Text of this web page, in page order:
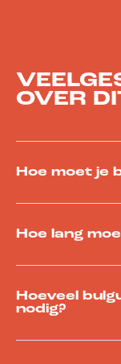
OVER
Hoe moet je
Hoe lang
Hoeveel
nodig?